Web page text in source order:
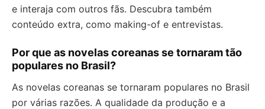
e interaja com outros fãs. Descubra também
conteúdo extra, como making-of e entrevistas.
Por que as novelas coreanas se tornaram tão
populares no Brasil?
As novelas coreanas se tornaram populares no Brasil
por várias razões. A qualidade da produção e a